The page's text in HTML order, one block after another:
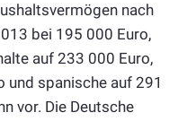
nach
bei 195 000 Euro,
auf 233 000 Euro,
und spanische auf 291
vor. Die Deutsche